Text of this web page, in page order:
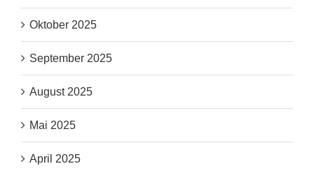
Oktober 2025
September 2025
August 2025
Mai 2025
April 2025